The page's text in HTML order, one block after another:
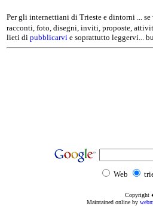
Per gli internettiani di Trieste e dintorni ...
racconti, foto, disegni, inviti, proposte,
lieti di pubblicarvi e soprattutto leggervi...
Web
Copyright
Maintained online by